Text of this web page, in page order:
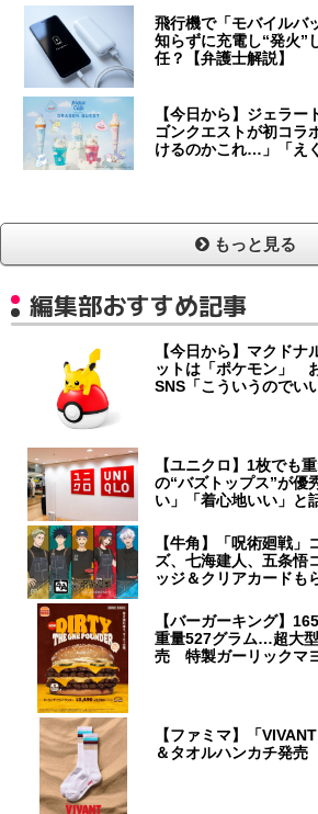
飛行機で「モバイルバ
知らずに充電し“発火”
任？【弁護士解説】
【今日から】ジェラー
ゴンクエストが初コ
けるのかこれ…」「え
もっと見る
編集部おすすめ記事
【今日から】マクド
ットは「ポケモン」
SNS「こういうのでい
【ユニクロ】1枚でも
の“バズトップス”が優
い」「着心地いい」と
【牛角】「呪術廻戦
ズ、七海建人、五条
ッジ＆クリアカードも
【バーガーキング】
重量527グラム…超大
売 特製ガーリックマ
【ファミマ】「
＆タオルハンカチ発